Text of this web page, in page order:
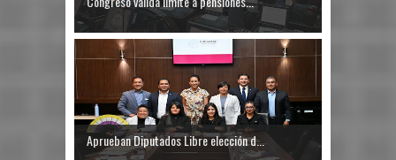
Aprueban Diputados Libre elección d...